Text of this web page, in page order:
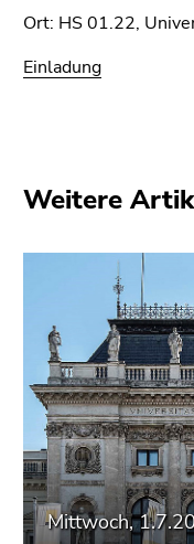
(Benutzer/Sprache)
(Zugriffstaste
8)
9)
Ort: HS 01.22,
Einladung
Weitere
Mittwoch,